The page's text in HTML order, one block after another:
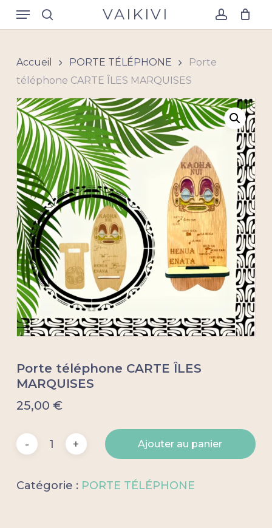
VAIKIVI
search account
Menu
Panier Close
Accueil PORTE TÉLÉPHONE
Porte
téléphone CARTE ÎLES MARQUISES
Porte téléphone CARTE ÎLES
MARQUISES
25,00 €
Ajouter au panier
Catégorie : PORTE TÉLÉPHONE